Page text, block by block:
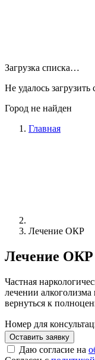
Загрузка списка…
Не удалось
Город не найден
Главная
Лечение ОКР
Лечение ОКР
Частная
лечении
вернуться к
Номер для
Оставить заявку
Даю согласие на